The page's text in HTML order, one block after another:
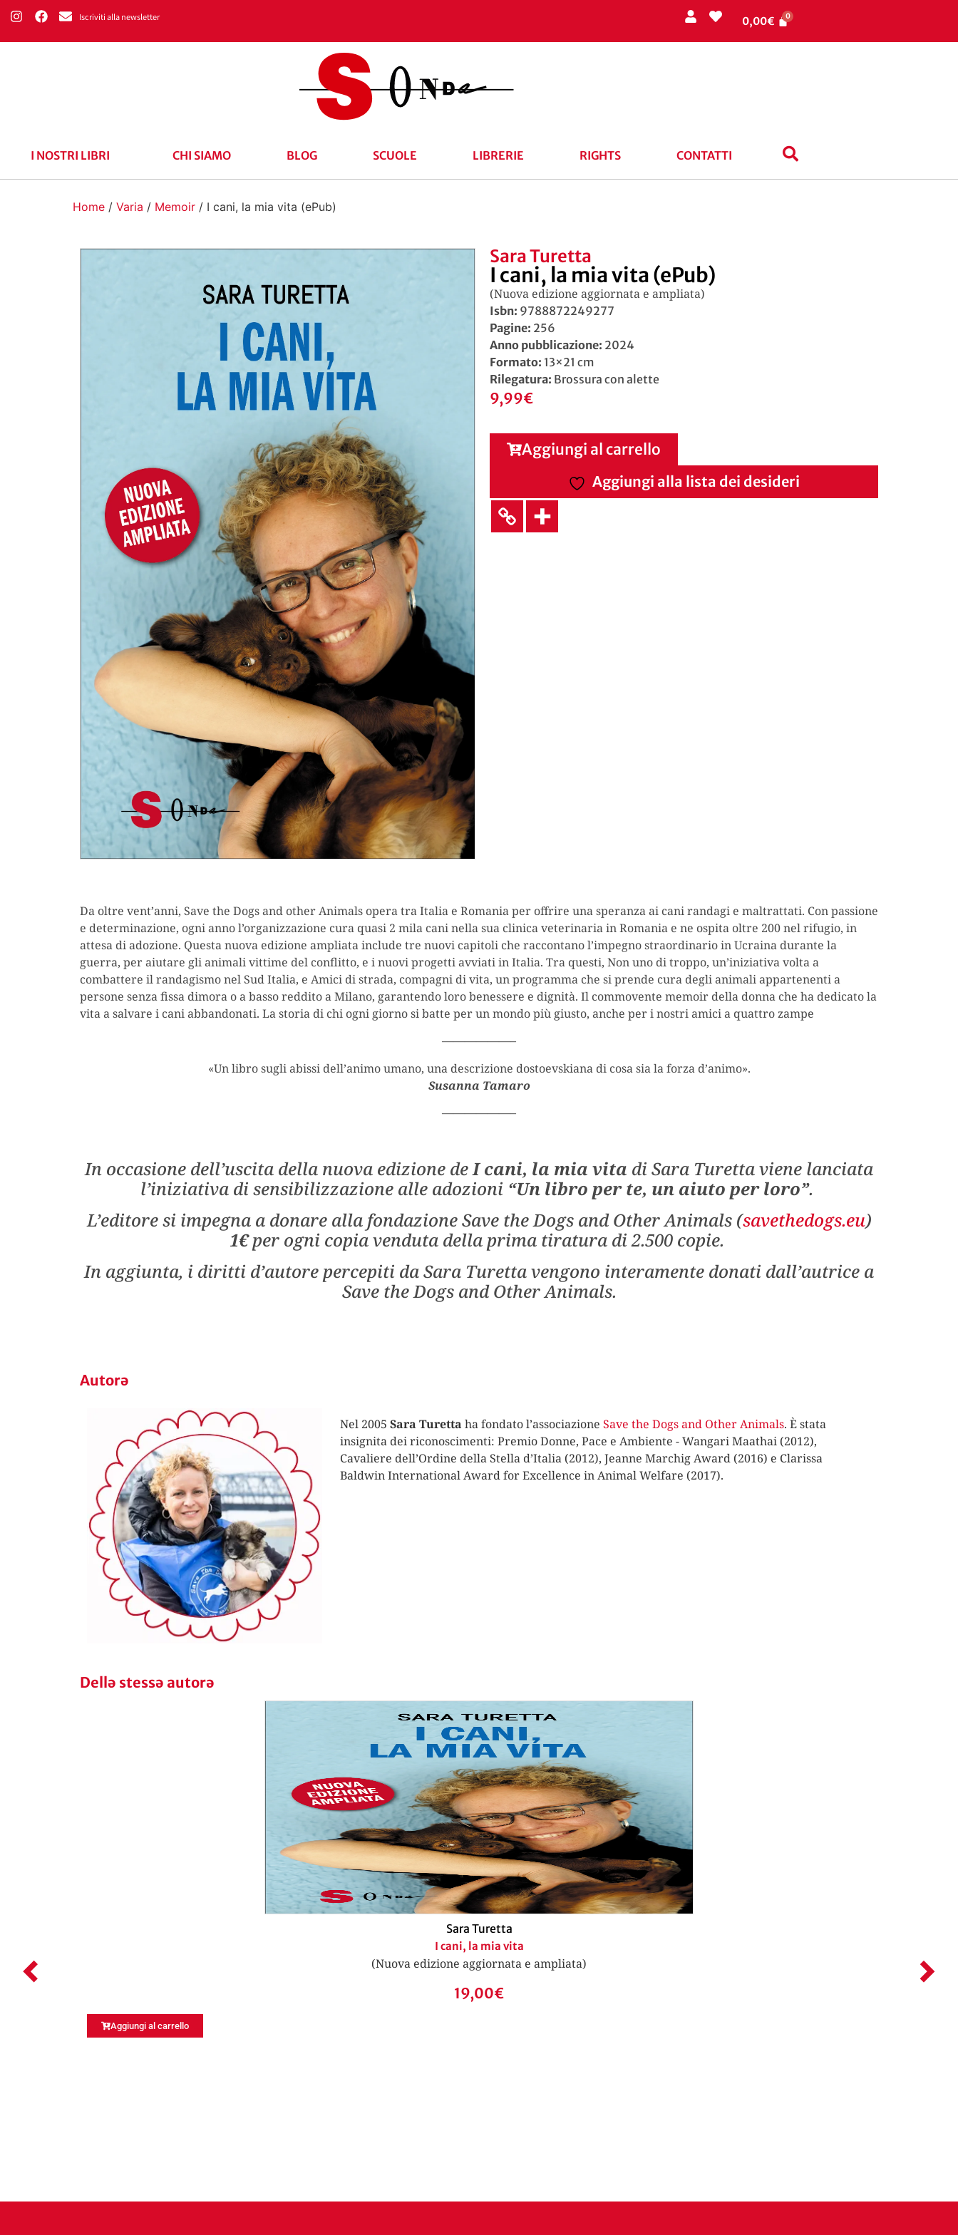
Iscriviti alla newsletter 0,00€
I NOSTRI LIBRI CHI SIAMO BLOG SCUOLE LIBRERIE RIGHTS CONTATTI
Home / Varia / Memoir / I cani, la mia vita (ePub)
Sara Turetta
I cani, la mia vita (ePub)
(Nuova edizione aggiornata e ampliata)
Isbn: 9788872249277
Pagine: 256
Anno pubblicazione: 2024
Formato: 13×21 cm
Rilegatura: Brossura con alette
9,99€
Aggiungi al carrello
Aggiungi alla lista dei desideri
Da oltre vent’anni, Save the Dogs and other Animals opera tra Italia e Romania per offrire una speranza ai cani randagi e maltrattati. Con passione
e determinazione, ogni anno l’organizzazione cura quasi 2 mila cani nella sua clinica veterinaria in Romania e ne ospita oltre 200 nel rifugio, in
attesa di adozione. Questa nuova edizione ampliata include tre nuovi capitoli che raccontano l’impegno straordinario in Ucraina durante la
guerra, per aiutare gli animali vittime del conflitto, e i nuovi progetti avviati in Italia. Tra questi, Non uno di troppo, un’iniziativa volta a
combattere il randagismo nel Sud Italia, e Amici di strada, compagni di vita, un programma che si prende cura degli animali appartenenti a
persone senza fissa dimora o a basso reddito a Milano, garantendo loro benessere e dignità. Il commovente memoir della donna che ha dedicato la
vita a salvare i cani abbandonati. La storia di chi ogni giorno si batte per un mondo più giusto, anche per i nostri amici a quattro zampe
——————–
«Un libro sugli abissi dell’animo umano, una descrizione dostoevskiana di cosa sia la forza d’animo».
Susanna Tamaro
——————–
In occasione dell’uscita della nuova edizione deI cani, la mia vita di Sara Turetta viene lanciata
l’iniziativa di sensibilizzazione alle adozioni “Un libro per te, un aiuto per loro”.
L’editore si impegna a donare alla fondazione Save the Dogs and Other Animals (savethedogs.eu)
1€per ogni copia venduta della prima tiratura di 2.500 copie.
In aggiunta, i diritti d’autore percepiti da Sara Turetta vengono interamente donati dall’autrice a
Save the Dogs and Other Animals.
Autorə
Nel 2005 Sara Turetta ha fondato l’associazione Save the Dogs and Other Animals. È stata
insignita dei riconoscimenti: Premio Donne, Pace e Ambiente - Wangari Maathai (2012),
Cavaliere dell’Ordine della Stella d’Italia (2012), Jeanne Marchig Award (2016) e Clarissa
Baldwin International Award for Excellence in Animal Welfare (2017).
Dellə stessə autorə
Sara Turetta
I cani, la mia vita
(Nuova edizione aggiornata e ampliata)
19,00€
Aggiungi al carrello